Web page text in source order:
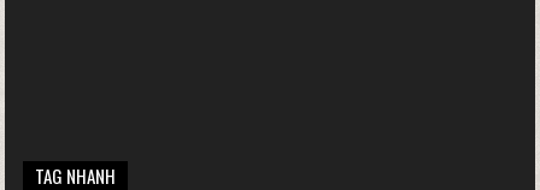
TAG NHANH